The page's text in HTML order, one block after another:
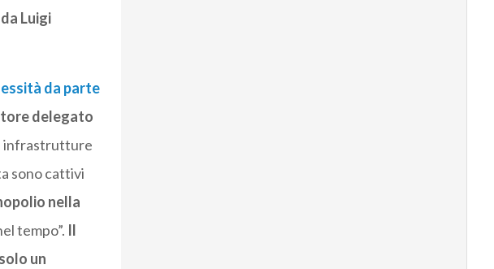
Luigi
da parte
delegato
infrastrutture
sono cattivi
nella
tempo”. Il
un